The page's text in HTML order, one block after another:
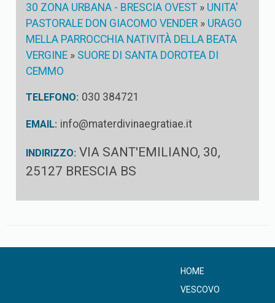
30 ZONA URBANA - BRESCIA OVEST » UNITA'
PASTORALE DON GIACOMO VENDER » URAGO
MELLA PARROCCHIA NATIVITÀ DELLA BEATA
VERGINE » SUORE DI SANTA DOROTEA DI
CEMMO
TELEFONO: 030 384721
EMAIL: info@materdivinaegratiae.it
INDIRIZZO: VIA SANT'EMILIANO, 30,
25127 BRESCIA BS
HOME
VESCOVO